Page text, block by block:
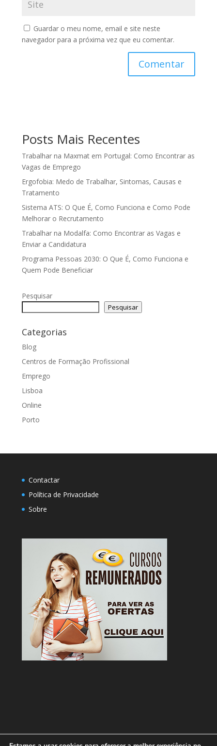
Guardar o meu nome, email e site neste
navegador para a próxima vez que eu comentar.
Posts Mais Recentes
Trabalhar na Maxmat em Portugal: Como Encontrar as
Vagas de Emprego
Ergofobia: Medo de Trabalhar, Sintomas, Causas e
Tratamento
Sistema ATS: O Que É, Como Funciona e Como Pode
Melhorar o Recrutamento
Trabalhar na Modalfa: Como Encontrar as Vagas e
Enviar a Candidatura
Programa Pessoas 2030: O Que É, Como Funciona e
Quem Pode Beneficiar
Pesquisar
Pesquisar
Categorias
Blog
Centros de Formação Profissional
Emprego
Lisboa
Online
Porto
Contactar
Política de Privacidade
Sobre